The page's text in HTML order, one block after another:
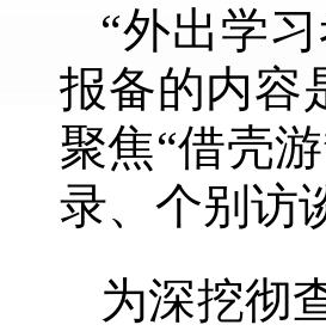
“外出学
报备的内容
聚焦“借壳
录、个别访
为深挖彻